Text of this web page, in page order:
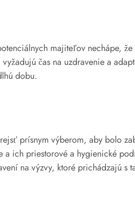
majiteľov nechápe,
čas na uzdravenie a
dobu.
prísnym výberom, aby bolo
a ich priestorové a hygienické
na výzvy, ktoré prichádzajú s